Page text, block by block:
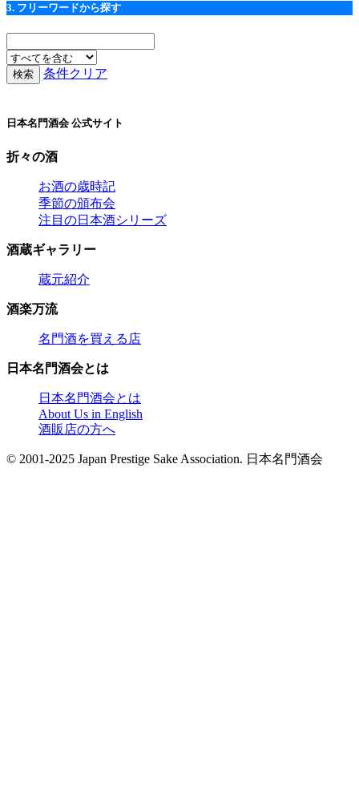
3. フリーワードから探す
条件クリア
日本名門酒会 公式サイト
折々の酒
お酒の歳時記
季節の頒布会
注目の日本酒シリーズ
酒蔵ギャラリー
蔵元紹介
酒楽万流
名門酒を買える店
日本名門酒会とは
日本名門酒会とは
About Us in English
酒販店の方へ
© 2001-2025 Japan Prestige Sake Association. 日本名門酒会